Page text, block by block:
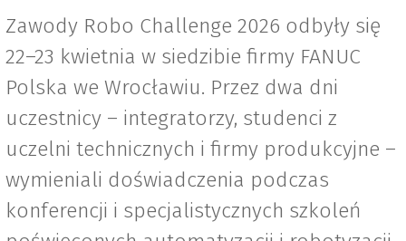
Zawody Robo Challenge 2026 odbyły się
22–23 kwietnia w siedzibie firmy FANUC
Polska we Wrocławiu. Przez dwa dni
uczestnicy – integratorzy, studenci z
uczelni technicznych i firmy produkcyjne –
wymieniali doświadczenia podczas
konferencji i specjalistycznych szkoleń